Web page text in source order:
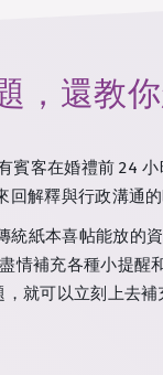
，還教
賓客在婚禮前 24
解釋與行政溝通的
統紙本喜帖能放的
情補充各種小提醒
就可以立刻上去補